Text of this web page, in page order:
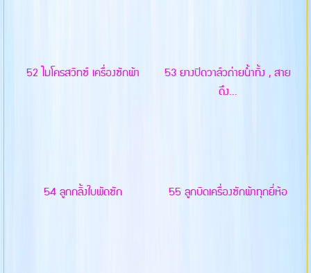
52 ไมโครสวิทซ์ เครื่องซักผ้า
53 ยางปิดวาล์วถ่ายน้ำทิ้ง , สาย
ดึง...
54 ลูกกลิ้งใบพัดซัก 55 ลูกบิดเครื่องซักผ้าทุกยี่ห้อ